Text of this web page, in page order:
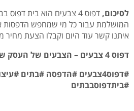
לסיכום,
דפוס 4 צבעים הוא בית
המושלמת עבור כל מי שמחפש הדפסות
איתנו קשר עוד היום וקבלו הצעת
דפוס 4 צבעים – הצבעים של העסק שלך!
#דפוס4צבעים #הדפסה #בתים
#ביתדפוסבבתים